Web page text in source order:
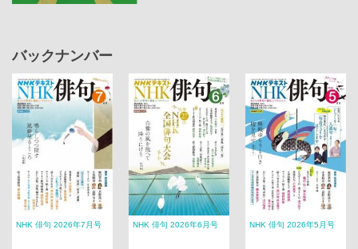
バックナンバー
NHK 俳句 2026年7月号 NHK 俳句 2026年6月号 NHK 俳句 2026年5月号